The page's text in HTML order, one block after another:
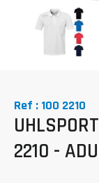
Ref : 100 2210
2210 -